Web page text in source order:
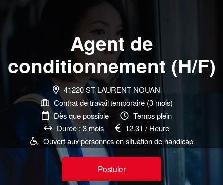
Agent de
conditionnement (H/F)
41220 ST LAURENT NOUAN
Contrat de travail temporaire (3 mois)
Dès que possible
Temps plein
Durée : 3 mois
12.31 / Heure
Ouvert aux personnes en situation de handicap
Postuler